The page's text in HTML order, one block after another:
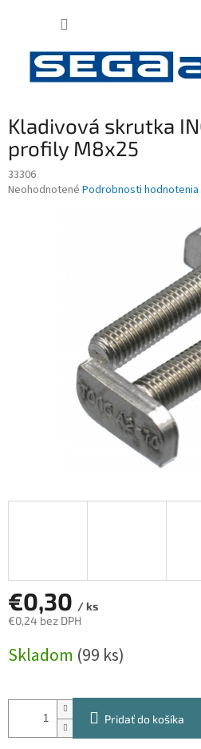
Kladivová skrutka
profily M8x25
33306
Priemerné
Neohodnotené Podrobnosti hodnotenia
€0,30 / ks
€0,24 bez DPH
cena:
Skladom (99 ks)
Pridať do košíka